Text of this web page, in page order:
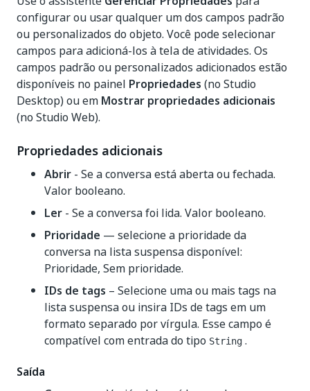
configurar ou usar qualquer um dos campos padrão
ou personalizados do objeto. Você pode selecionar
campos para adicioná-los à tela de atividades. Os
campos padrão ou personalizados adicionados estão
disponíveis no painel Propriedades (no Studio
Desktop) ou em Mostrar propriedades adicionais
(no Studio Web).
Propriedades adicionais
Abrir - Se a conversa está aberta ou fechada.
Valor booleano.
Ler - Se a conversa foi lida. Valor booleano.
Prioridade — selecione a prioridade da
conversa na lista suspensa disponível:
Prioridade, Sem prioridade.
IDs de tags – Selecione uma ou mais tags na
lista suspensa ou insira IDs de tags em um
formato separado por vírgula. Esse campo é
compatível com entrada do tipo String .
Saída